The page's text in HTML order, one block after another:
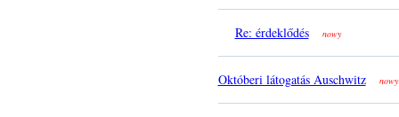
Re: érdeklődés nowy
Októberi látogatás Auschwitz nowy